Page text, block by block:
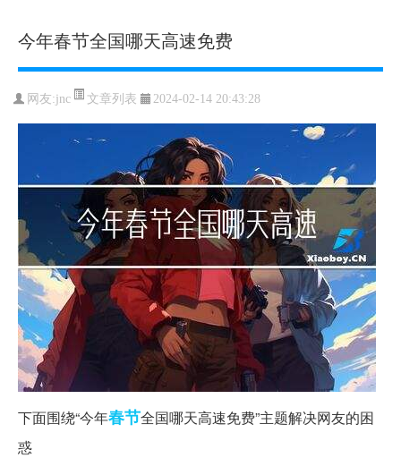
今年春节全国哪天高速免费
网友:jnc 文章列表 2024-02-14 20:43:28
下面围绕“今年春节全国哪天高速免费”主题解决网友的困
惑